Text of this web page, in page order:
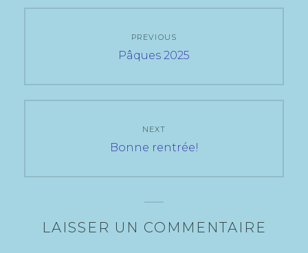
l’article
PREVIOUS
Previous
Pâques 2025
NEXT
Next
Bonne rentrée!
LAISSER UN COMMENTAIRE